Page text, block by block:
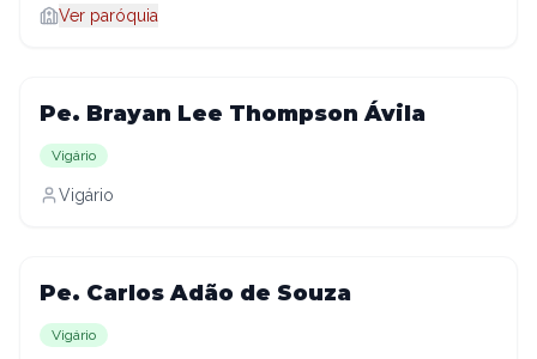
Ver paróquia
Pe. Brayan Lee Thompson Ávila
Vigário
Vigário
Pe. Carlos Adão de Souza
Vigário